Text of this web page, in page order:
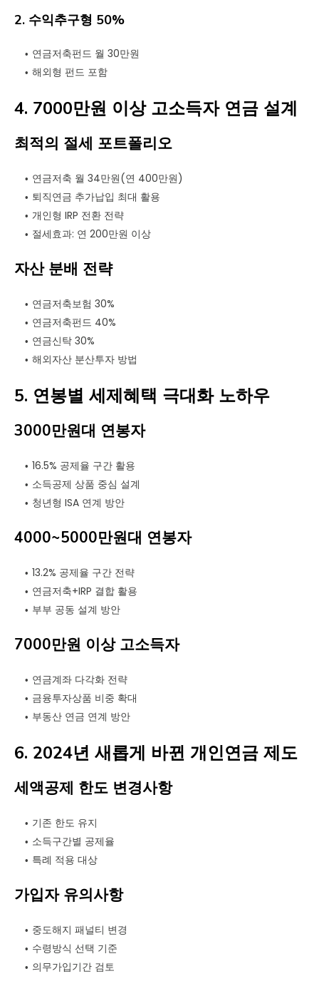
2. 수익추구형 50%
연금저축펀드 월 30만원
해외형 펀드 포함
4. 7000만원 이상 고소득자 연금 설계
최적의 절세 포트폴리오
연금저축 월 34만원(연 400만원)
퇴직연금 추가납입 최대 활용
개인형 IRP 전환 전략
절세효과: 연 200만원 이상
자산 분배 전략
연금저축보험 30%
연금저축펀드 40%
연금신탁 30%
해외자산 분산투자 방법
5. 연봉별 세제혜택 극대화 노하우
3000만원대 연봉자
16.5% 공제율 구간 활용
소득공제 상품 중심 설계
청년형 ISA 연계 방안
4000~5000만원대 연봉자
13.2% 공제율 구간 전략
연금저축+IRP 결합 활용
부부 공동 설계 방안
7000만원 이상 고소득자
연금계좌 다각화 전략
금융투자상품 비중 확대
부동산 연금 연계 방안
6. 2024년 새롭게 바뀐 개인연금 제도
세액공제 한도 변경사항
기존 한도 유지
소득구간별 공제율
특례 적용 대상
가입자 유의사항
중도해지 패널티 변경
수령방식 선택 기준
의무가입기간 검토